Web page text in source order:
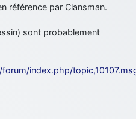
référence par Clansman.
sont probablement
index.php/